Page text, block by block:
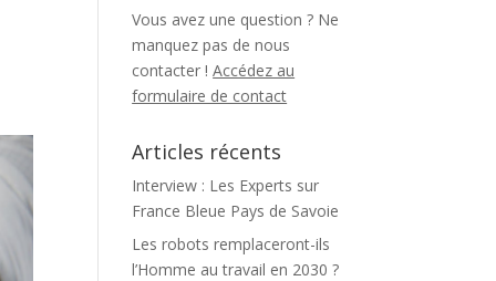
Vous avez une question ? Ne
manquez pas de nous
contacter !Accédez au
formulaire de contact
Articles récents
Interview : Les Experts sur
France Bleue Pays de Savoie
Les robots remplaceront-ils
l’Homme au travail en 2030 ?